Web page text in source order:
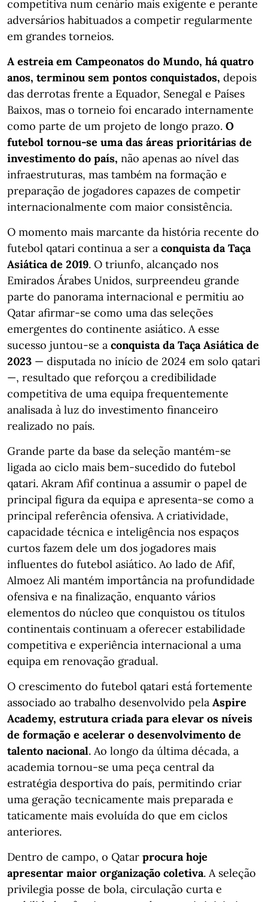
competitiva num cenário mais exigente e perante
adversários habituados a competir regularmente
em grandes torneios.
A estreia em Campeonatos do Mundo, há quatro
anos, terminou sem pontos conquistados, depois
das derrotas frente a Equador, Senegal e Países
Baixos, mas o torneio foi encarado internamente
como parte de um projeto de longo prazo. O
futebol tornou-se uma das áreas prioritárias de
investimento do país, não apenas ao nível das
infraestruturas, mas também na formação e
preparação de jogadores capazes de competir
internacionalmente com maior consistência.
O momento mais marcante da história recente do
futebol qatari continua a ser a conquista da Taça
Asiática de 2019. O triunfo, alcançado nos
Emirados Árabes Unidos, surpreendeu grande
parte do panorama internacional e permitiu ao
Qatar afirmar-se como uma das seleções
emergentes do continente asiático. A esse
sucesso juntou-se a conquista da Taça Asiática de
2023 — disputada no início de 2024 em solo qatari
—, resultado que reforçou a credibilidade
competitiva de uma equipa frequentemente
analisada à luz do investimento financeiro
realizado no país.
Grande parte da base da seleção mantém-se
ligada ao ciclo mais bem-sucedido do futebol
qatari. Akram Afif continua a assumir o papel de
principal figura da equipa e apresenta-se como a
principal referência ofensiva. A criatividade,
capacidade técnica e inteligência nos espaços
curtos fazem dele um dos jogadores mais
influentes do futebol asiático. Ao lado de Afif,
Almoez Ali mantém importância na profundidade
ofensiva e na finalização, enquanto vários
elementos do núcleo que conquistou os títulos
continentais continuam a oferecer estabilidade
competitiva e experiência internacional a uma
equipa em renovação gradual.
O crescimento do futebol qatari está fortemente
associado ao trabalho desenvolvido pela Aspire
Academy, estrutura criada para elevar os níveis
de formação e acelerar o desenvolvimento de
talento nacional. Ao longo da última década, a
academia tornou-se uma peça central da
estratégia desportiva do país, permitindo criar
uma geração tecnicamente mais preparada e
taticamente mais evoluída do que em ciclos
anteriores.
Dentro de campo, o Qatar procura hoje
apresentar maior organização coletiva. A seleção
privilegia posse de bola, circulação curta e